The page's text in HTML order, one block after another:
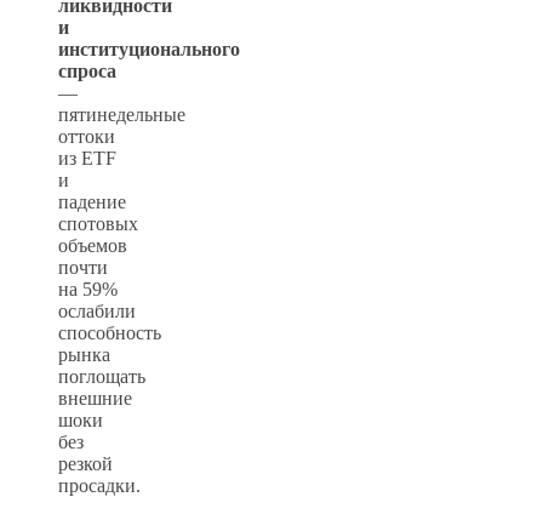
ликвидности
и
институционального
спроса
—
пятинедельные
оттоки
из ETF
и
падение
спотовых
объемов
почти
на 59%
ослабили
способность
рынка
поглощать
внешние
шоки
без
резкой
просадки.